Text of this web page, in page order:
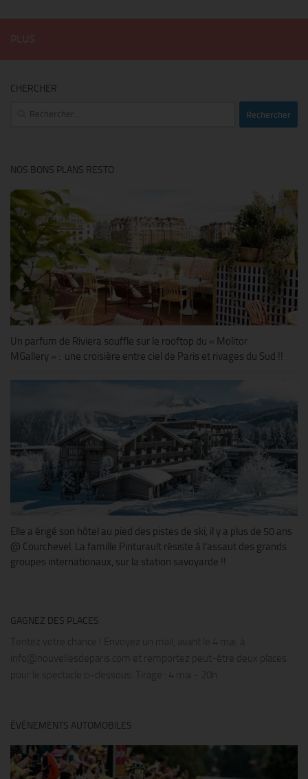
CHERCHER
Rechercher :
NOS BONS PLANS RESTO
Un parfum de Riviera souffle sur le rooftop du « Molitor
MGallery » : une croisière entre ciel de Paris et rivages du Sud !!
Elle a érigé son hôtel au pied des pistes de ski, il y a plus de 50 ans
@ Courchevel. La famille Pinturault résiste à l’assaut des grands
groupes internationaux, sur la station savoyarde !!
GAGNEZ DES PLACES
Tentez votre chance ! Envoyez un mail, avant le 4 mai, à
info@nouvellesdeparis.com et remportez peut-être deux places
pour le spectacle ci-dessous. Tirage : 4 mai - 20h
ÉVÉNEMENTS AUTOMOBILES